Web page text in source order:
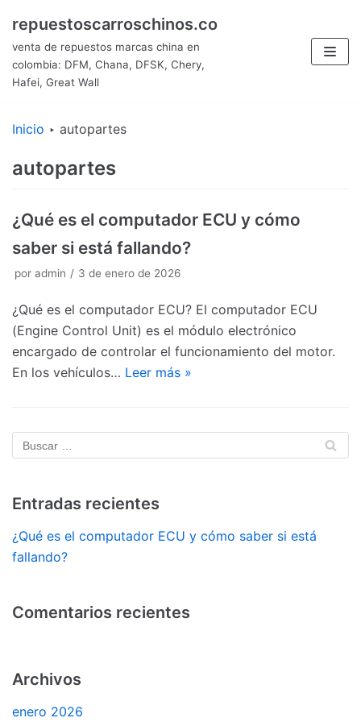
Saltar
contenido
repuestoscarroschinos.co
venta de repuestos marcas china en
colombia: DFM, Chana, DFSK, Chery,
Hafei, Great Wall
Inicio ‣ autopartes
autopartes
¿Qué es el computador ECU y cómo
saber si está fallando?
por admin 3 de enero de 2026
¿Qué es el computador ECU? El computador ECU
(Engine Control Unit) es el módulo electrónico
encargado de controlar el funcionamiento del motor.
En los vehículos… Leer más »
Entradas recientes
¿Qué es el computador ECU y cómo saber si está
fallando?
Comentarios recientes
Archivos
enero 2026